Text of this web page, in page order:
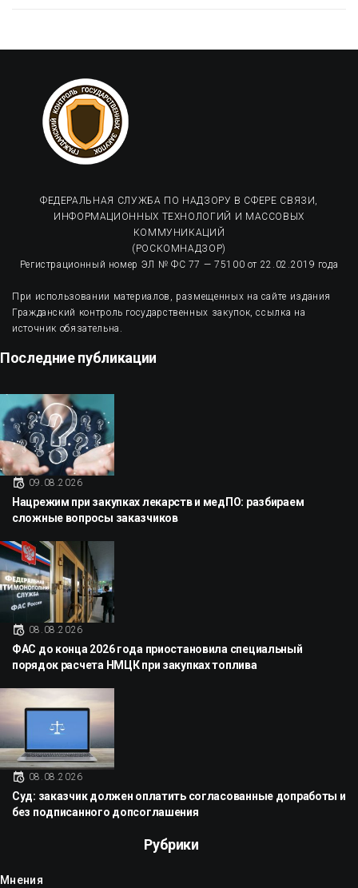
ФЕДЕРАЛЬНАЯ СЛУЖБА ПО НАДЗОРУ В СФЕРЕ СВЯЗИ,
ИНФОРМАЦИОННЫХ ТЕХНОЛОГИЙ И МАССОВЫХ
КОММУНИКАЦИЙ
(РОСКОМНАДЗОР)
Регистрационный номер ЭЛ № ФС 77 — 75100 от 22.02.2019 года
При использовании материалов, размещенных на сайте издания
Гражданский контроль государственных закупок, ссылка на
источник обязательна.
Последние публикации
09.08.2026
Нацрежим при закупках лекарств и медПО: разбираем
сложные вопросы заказчиков
08.08.2026
ФАС до конца 2026 года приостановила специальный
порядок расчета НМЦК при закупках топлива
08.08.2026
Суд: заказчик должен оплатить согласованные допработы и
без подписанного допсоглашения
Рубрики
Мнения